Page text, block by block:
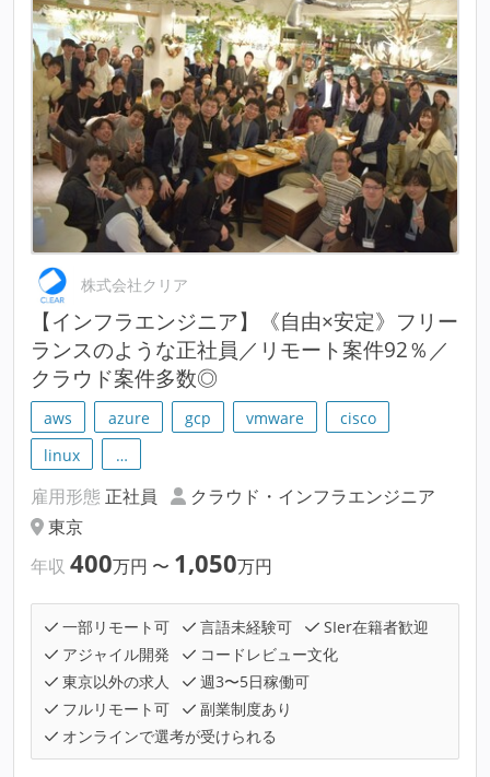
株式会社クリア
【インフラエンジニア】《自由×安定》フリー
ランスのような正社員／リモート案件92％／
クラウド案件多数◎
aws azure gcp vmware
cisco
linux
…
雇用形態 正社員
クラウド・インフラエンジニア
東京
年収 400万円 〜 1,050万円
一部リモート可 言語未経験可
SIer在籍者歓迎
アジャイル開発
コードレビュー文化
東京以外の求人
週3〜5日稼働可
フルリモート可
副業制度あり
オンラインで選考が受けられる